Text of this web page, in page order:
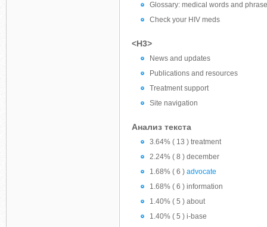
Glossary: medical words and
Check your HIV meds
<H3>
News and updates
Publications and resources
Treatment support
Site navigation
Анализ текста
3.64% ( 13 ) treatment
2.24% ( 8 ) december
1.68% ( 6 ) advocate
1.68% ( 6 ) information
1.40% ( 5 ) about
1.40% ( 5 ) i-base